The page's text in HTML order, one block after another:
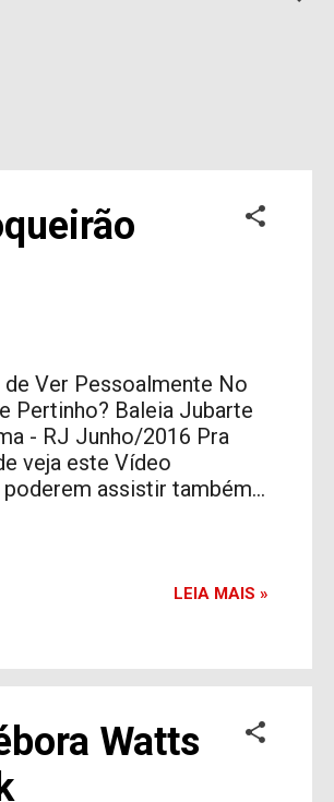
Ver Pessoalmente No
Pertinho? Baleia Jubarte
- RJ Junho/2016 Pra
veja este Vídeo
assistir também...
LEIA MAIS »
Watts